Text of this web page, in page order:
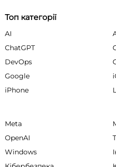
Топ категорії
AI
ChatGPT
DevOps
Google
iPhone
Meta
OpenAI
Windows